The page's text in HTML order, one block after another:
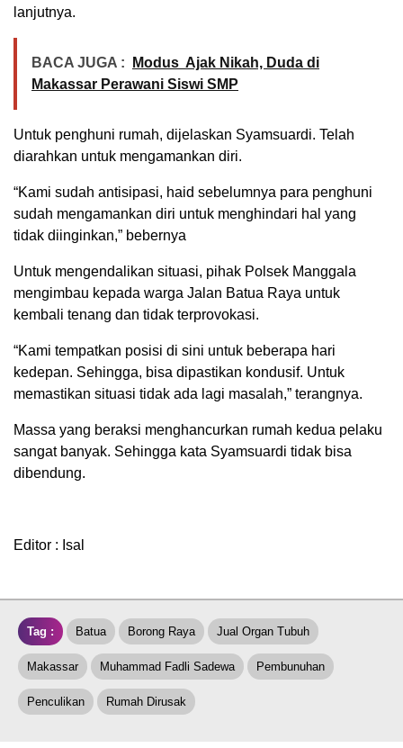
lanjutnya.
BACA JUGA :
Modus Ajak Nikah, Duda di
Makassar Perawani Siswi SMP
Untuk penghuni rumah, dijelaskan Syamsuardi. Telah
diarahkan untuk mengamankan diri.
“Kami sudah antisipasi, haid sebelumnya para penghuni
sudah mengamankan diri untuk menghindari hal yang
tidak diinginkan,” bebernya
Untuk mengendalikan situasi, pihak Polsek Manggala
mengimbau kepada warga Jalan Batua Raya untuk
kembali tenang dan tidak terprovokasi.
“Kami tempatkan posisi di sini untuk beberapa hari
kedepan. Sehingga, bisa dipastikan kondusif. Untuk
memastikan situasi tidak ada lagi masalah,” terangnya.
Massa yang beraksi menghancurkan rumah kedua pelaku
sangat banyak. Sehingga kata Syamsuardi tidak bisa
dibendung.
Editor : Isal
Tag : Batua Borong Raya Jual Organ Tubuh
Makassar Muhammad Fadli Sadewa Pembunuhan
Penculikan Rumah Dirusak